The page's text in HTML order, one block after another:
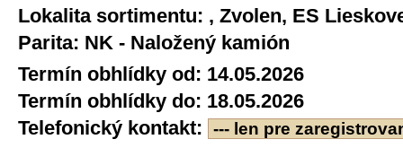
Lokalita sortimentu: , Zvolen, ES
Parita: NK - Naložený kamión
Termín obhlídky od: 14.05.2026
Termín obhlídky do: 18.05.2026
Telefonický kontakt:
--- len pre